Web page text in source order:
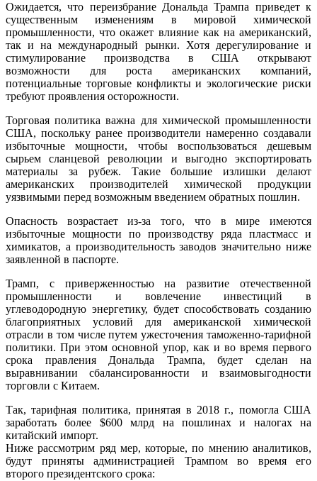
Ожидается, что переизбрание Дональда Трампа приведет к
существенным изменениям в мировой химической
промышленности, что окажет влияние как на американский,
так и на международный рынки. Хотя дерегулирование и
стимулирование производства в США открывают
возможности для роста американских компаний,
потенциальные торговые конфликты и экологические риски
требуют проявления осторожности.
Торговая политика важна для химической промышленности
США, поскольку ранее производители намеренно создавали
избыточные мощности, чтобы воспользоваться дешевым
сырьем сланцевой революции и выгодно экспортировать
материалы за рубеж. Такие большие излишки делают
американских производителей химической продукции
уязвимыми перед возможным введением обратных пошлин.
Опасность возрастает из-за того, что в мире имеются
избыточные мощности по производству ряда пластмасс и
химикатов, а производительность заводов значительно ниже
заявленной в паспорте.
Трамп, с приверженностью на развитие отечественной
промышленности и вовлечение инвестиций в
углеводородную энергетику, будет способствовать созданию
благоприятных условий для американской химической
отрасли в том числе путем ужесточения таможенно-тарифной
политики. При этом основной упор, как и во время первого
срока правления Дональда Трампа, будет сделан на
выравнивании сбалансированности и взаимовыгодности
торговли с Китаем.
Так, тарифная политика, принятая в 2018 г., помогла США
заработать более $600 млрд на пошлинах и налогах на
китайский импорт.
Ниже рассмотрим ряд мер, которые, по мнению аналитиков,
будут приняты администрацией Трампом во время его
второго президентского срока: